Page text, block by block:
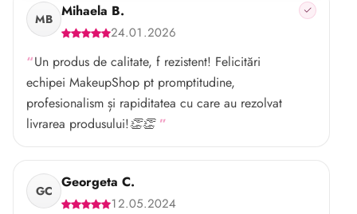
MB Mihaela B.
24.01.2026
Un produs de calitate, f rezistent! Felicitări
echipei MakeupShop pt promptitudine,
profesionalism și rapiditatea cu care au rezolvat
livrarea produsului!👏👏
GC Georgeta C.
12.05.2024